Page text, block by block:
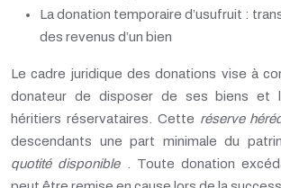
La donation temporaire d’usufruit :
des revenus d’un bien
Le cadre juridique des donations vise à
donateur de disposer de ses biens et
héritiers réservataires. Cette réserve
descendants une part minimale du
quotité disponible
. Toute donation